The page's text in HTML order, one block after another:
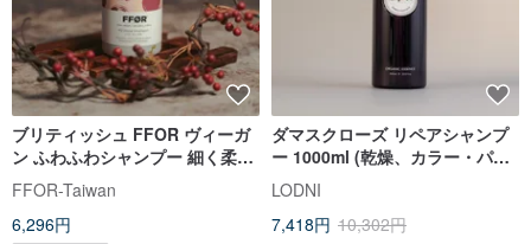
ブリティッシュ FFOR ヴィーガ
ン ふわふわシャンプー 細く柔ら
かい髪に最適 根元からストレー
トまで 300ml 1000ml
FFOR-Taiwan
6,296円
ダマスクローズ リペアシャンプ
ー 1000ml (乾燥、カラー・パー
マによるダメージヘア用)
LODNI
7,418円 10,302円